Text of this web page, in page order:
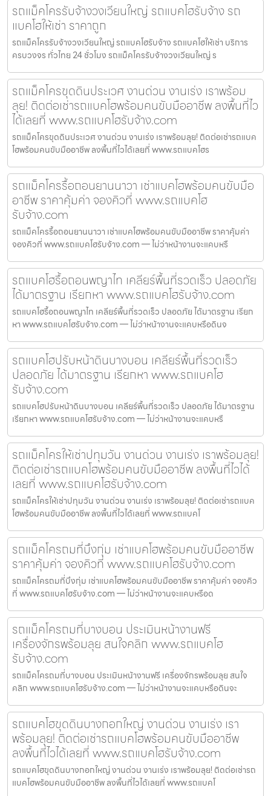
รถแม็คโครรับจ้างวงเวียนใหญ่ รถแบคโฮรับจ้าง รถ
แบคโฮให้เช่า ราคาถูก
รถแม็คโครรับจ้างวงเวียนใหญ่ รถแบคโฮรับจ้าง รถแบคโฮให้เช่า บริการ
ครบวงจร ทั่วไทย 24 ชั่วโมง รถแม็คโครรับจ้างวงเวียนใหญ่ ร
รถแม็คโครขุดดินประเวศ งานด่วน งานเร่ง เราพร้อม
ลุย! ติดต่อเช่ารถแบคโฮพร้อมคนขับมืออาชีพ ลงพื้นที่ไว
ได้เลยที่ www.รถแบคโฮรับจ้าง.com
รถแม็คโครขุดดินประเวศ งานด่วน งานเร่ง เราพร้อมลุย! ติดต่อเช่ารถแบค
โฮพร้อมคนขับมืออาชีพ ลงพื้นที่ไวได้เลยที่ www.รถแบคโฮร
รถแม็คโครรื้อถอนยานนาวา เช่าแบคโฮพร้อมคนขับมือ
อาชีพ ราคาคุ้มค่า จองคิวที่ www.รถแบคโฮ
รับจ้าง.com
รถแม็คโครรื้อถอนยานนาวา เช่าแบคโฮพร้อมคนขับมืออาชีพ ราคาคุ้มค่า
จองคิวที่ www.รถแบคโฮรับจ้าง.com — ไม่ว่าหน้างานจะแคบหรื
รถแบคโฮรื้อถอนพญาไท เคลียร์พื้นที่รวดเร็ว ปลอดภัย
ได้มาตรฐาน เรียกหา www.รถแบคโฮรับจ้าง.com
รถแบคโฮรื้อถอนพญาไท เคลียร์พื้นที่รวดเร็ว ปลอดภัย ได้มาตรฐาน เรียก
หา www.รถแบคโฮรับจ้าง.com — ไม่ว่าหน้างานจะแคบหรือดินจ
รถแบคโฮปรับหน้าดินบางบอน เคลียร์พื้นที่รวดเร็ว
ปลอดภัย ได้มาตรฐาน เรียกหา www.รถแบคโฮ
รับจ้าง.com
รถแบคโฮปรับหน้าดินบางบอน เคลียร์พื้นที่รวดเร็ว ปลอดภัย ได้มาตรฐาน
เรียกหา www.รถแบคโฮรับจ้าง.com — ไม่ว่าหน้างานจะแคบหรื
รถแม็คโครให้เช่าปทุมวัน งานด่วน งานเร่ง เราพร้อมลุย!
ติดต่อเช่ารถแบคโฮพร้อมคนขับมืออาชีพ ลงพื้นที่ไวได้
เลยที่ www.รถแบคโฮรับจ้าง.com
รถแม็คโครให้เช่าปทุมวัน งานด่วน งานเร่ง เราพร้อมลุย! ติดต่อเช่ารถแบค
โฮพร้อมคนขับมืออาชีพ ลงพื้นที่ไวได้เลยที่ www.รถแบคโ
รถแม็คโครถมที่บึงกุ่ม เช่าแบคโฮพร้อมคนขับมืออาชีพ
ราคาคุ้มค่า จองคิวที่ www.รถแบคโฮรับจ้าง.com
รถแม็คโครถมที่บึงกุ่ม เช่าแบคโฮพร้อมคนขับมืออาชีพ ราคาคุ้มค่า จองคิว
ที่ www.รถแบคโฮรับจ้าง.com — ไม่ว่าหน้างานจะแคบหรือด
รถแม็คโครถมที่บางบอน ประเมินหน้างานฟรี
เครื่องจักรพร้อมลุย สนใจคลิก www.รถแบคโฮ
รับจ้าง.com
รถแม็คโครถมที่บางบอน ประเมินหน้างานฟรี เครื่องจักรพร้อมลุย สนใจ
คลิก www.รถแบคโฮรับจ้าง.com — ไม่ว่าหน้างานจะแคบหรือดินจะ
รถแบคโฮขุดดินบางกอกใหญ่ งานด่วน งานเร่ง เรา
พร้อมลุย! ติดต่อเช่ารถแบคโฮพร้อมคนขับมืออาชีพ
ลงพื้นที่ไวได้เลยที่ www.รถแบคโฮรับจ้าง.com
รถแบคโฮขุดดินบางกอกใหญ่ งานด่วน งานเร่ง เราพร้อมลุย! ติดต่อเช่ารถ
แบคโฮพร้อมคนขับมืออาชีพ ลงพื้นที่ไวได้เลยที่ www.รถแบคโ